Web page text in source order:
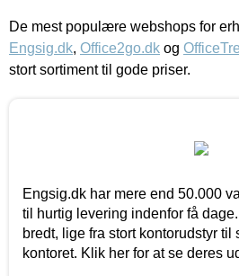
De mest populære webshops for
Engsig.dk, Office2go.dk og
stort sortiment til gode priser.
Engsig.dk har mere end 50.000
til hurtig levering indenfor få
bredt, lige fra stort kontorudstyr til
kontoret. Klik her for at se deres